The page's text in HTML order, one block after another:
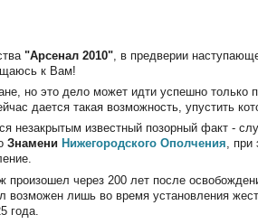
"Арсенал 2010" , в предверии
к Вам!
но это дело может идти успешно только
дается такая возможность, упустить
незакрытым известный позорный факт -
Знамени Нижегородского Ополчения, при
через 200 лет после
возможен лишь во время установления
года.